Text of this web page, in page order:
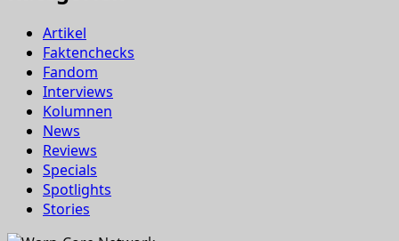
Artikel
Faktenchecks
Fandom
Interviews
Kolumnen
News
Reviews
Specials
Spotlights
Stories